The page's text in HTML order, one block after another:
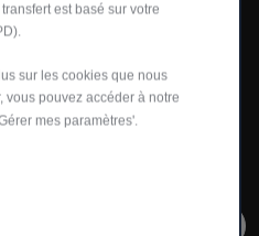
conçue pour attirer
trajet, est bien plus
à vivre, une émotion, une
est basé sur votre
sur les cookies que nous
vous pouvez accéder à notre
mes paramètres'.